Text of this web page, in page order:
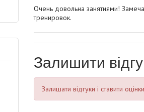
Очень довольна занятиями!
тренировок.
Залишити
Залишати відгуки і ставити